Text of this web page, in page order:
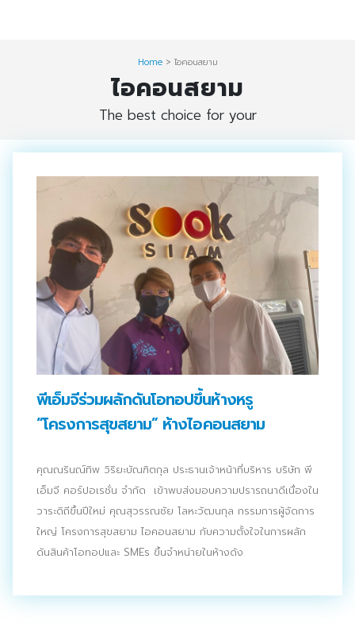
Media Solution
Trading & E-Commerce Solution
ข้อมูลบริษัท
จัดงานแสดงสินค้าและอีเว้นท์ต่าง ๆ
ติดต่อเรา
บริการของเรา
ประชาสัมพันธ์ผ่านสื่อออฟไลน์และสื่อออนไลน์
ผลงานของเรา
พัฒนาผลิตภัณฑ์
หน้าแรก
อบรมสัมมนาออฟไลน์และออนไลน์
Home> ไอคอนสยาม
ไอคอนสยาม
The best choice for your
พีเอ็มจีร่วมผลักดันโอทอปขึ้นห้างหรู
“โครงการสุขสยาม” ห้างไอคอนสยาม
คุณณรินณ์ทิพ วิริยะบัณฑิตกุล ประธานเจ้าหน้าที่บริหาร บริษัท พี
เอ็มจี คอร์ปอเรชั่น จำกัด เข้าพบส่งมอบความปรารถนาดีเนื่องใน
วาระดิถีขึ้นปีใหม่ คุณสุวรรณชัย โลหะวัฒนกุล กรรมการผู้จัดการ
ใหญ่ โครงการสุขสยาม ไอคอนสยาม กับความตั้งใจในการผลัก
ดันสินค้าโอทอปและ SMEs ขึ้นจำหน่ายในห้างดัง